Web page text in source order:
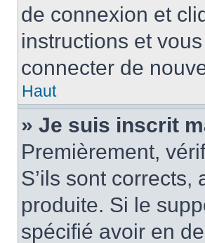
de connexion et
instructions et
connecter de
Haut
» Je suis inscrit
Premièrement,
S’ils sont corrects,
produite. Si le
spécifié avoir en